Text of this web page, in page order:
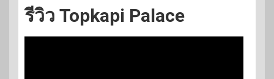
รีวิว Topkapi Palace